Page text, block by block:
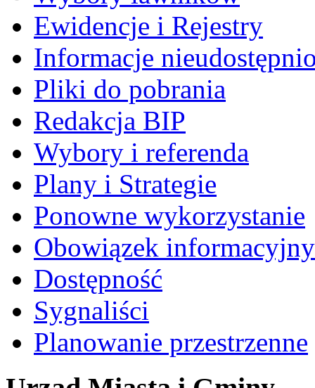
Ewidencje i Rejestry
Informacje
Pliki do pobrania
Redakcja BIP
Wybory i referenda
Plany i Strategie
Ponowne wykorzystanie
Obowiązek informacyjny
Dostępność
Sygnaliści
Planowanie przestrzenne